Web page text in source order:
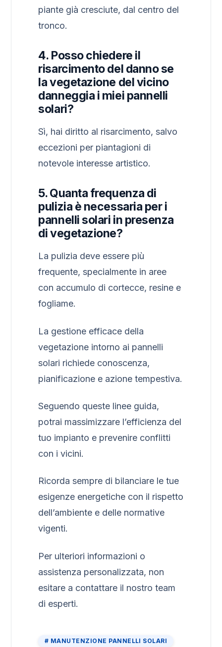
piante già cresciute, dal centro del
tronco.
4. Posso chiedere il
risarcimento del danno se
la vegetazione del vicino
danneggia i miei pannelli
solari?
Sì, hai diritto al risarcimento, salvo
eccezioni per piantagioni di
notevole interesse artistico.
5. Quanta frequenza di
pulizia è necessaria per i
pannelli solari in presenza
di vegetazione?
La pulizia deve essere più
frequente, specialmente in aree
con accumulo di cortecce, resine e
fogliame.
La gestione efficace della
vegetazione intorno ai pannelli
solari richiede conoscenza,
pianificazione e azione tempestiva.
Seguendo queste linee guida,
potrai massimizzare l’efficienza del
tuo impianto e prevenire conflitti
con i vicini.
Ricorda sempre di bilanciare le tue
esigenze energetiche con il rispetto
dell’ambiente e delle normative
vigenti.
Per ulteriori informazioni o
assistenza personalizzata, non
esitare a contattare il nostro team
di esperti.
MANUTENZIONE PANNELLI SOLARI